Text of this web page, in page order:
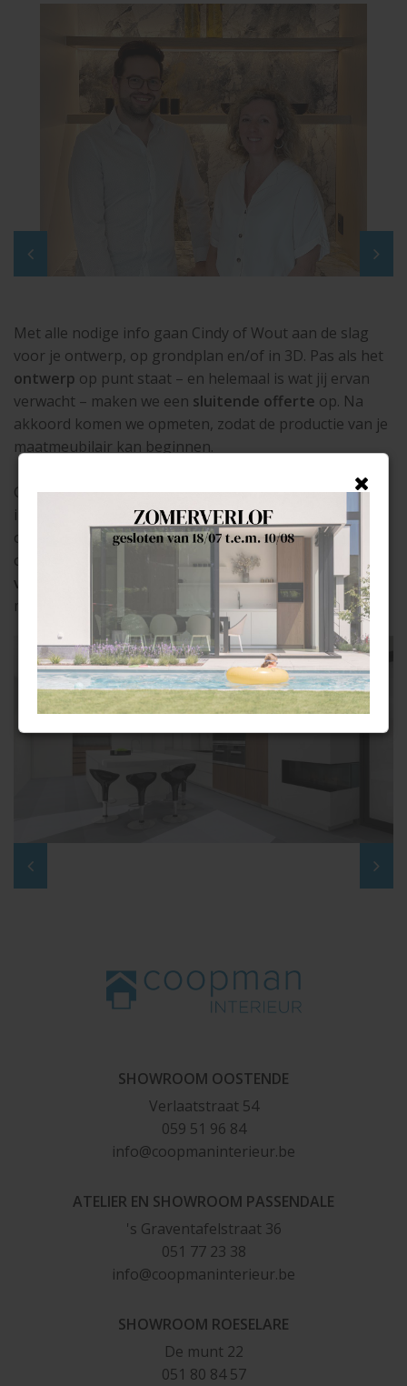
Met alle nodige info gaan Cindy of Wout aan de slag
voor je ontwerp, op grondplan en/of in 3D. Pas als het
ontwerp op punt staat – en helemaal is wat jij ervan
verwacht – maken we een sluitende offerte op. Na
akkoord komen we opmeten, zodat de productie van je
maatmeubilair kan beginnen.
Gedurende elke stap van je project houdt je
interieurarchitect een oogje in het zeil. Zo wordt het
ontwerp zeker uitgevoerd zoals voorzien. Een vraag of
opmerking tijdens de werken? Cindy of Wout blijft je
vast aanspreekpunt
. Tot de afwerking van het laatste
meubelstuk toe.
SHOWROOM OOSTENDE
Verlaatstraat 54
059 51 96 84
info@coopmaninterieur.be
ATELIER EN SHOWROOM PASSENDALE
's Graventafelstraat 36
051 77 23 38
info@coopmaninterieur.be
SHOWROOM ROESELARE
De munt 22
051 80 84 57